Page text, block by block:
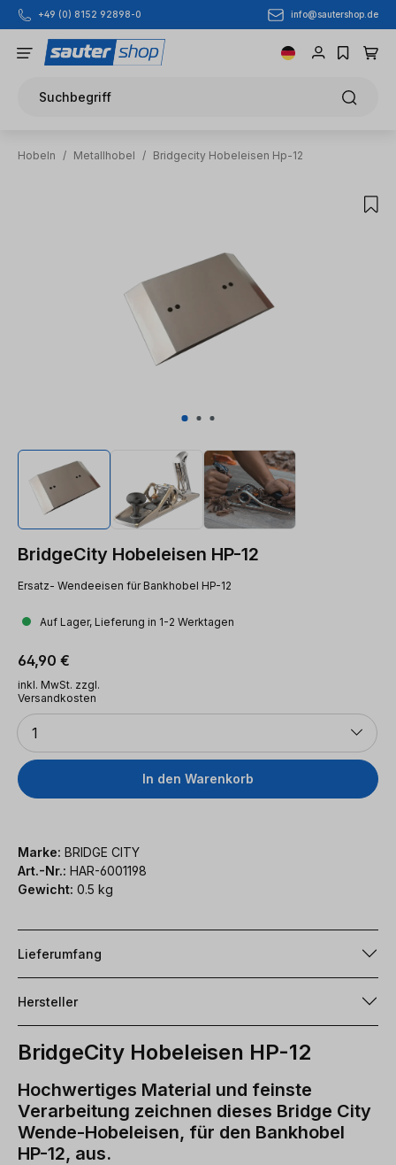
Zum Hauptinhalt springen
+49 (0) 8152 92898-0 info@sautershop.de
Suchbegriff
Hobeln / Metallhobel / Bridgecity Hobeleisen Hp-12
BridgeCity Hobeleisen HP-12
Ersatz- Wendeeisen für Bankhobel HP-12
Auf Lager, Lieferung in 1-2 Werktagen
Regulärer Preis:
64,90 €
inkl. MwSt. zzgl.
Versandkosten
Anzahl
1
In den Warenkorb
Marke: BRIDGE CITY
Art.-Nr.: HAR-6001198
Gewicht: 0.5 kg
Lieferumfang
Hersteller
BridgeCity Hobeleisen HP-12
Hochwertiges Material und feinste
Verarbeitung zeichnen dieses Bridge City
Wende-Hobeleisen, für den Bankhobel
HP-12, aus.